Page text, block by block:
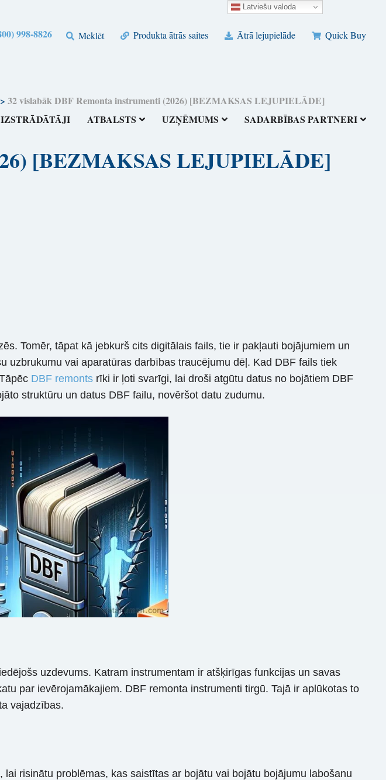
998-8826 Meklēt Produkta ātrās saites Ātrā lejupielāde Quick Buy
IZSTRĀDĀTĀJI ATBALSTS UZŅĒMUMS SADARBĪBAS PARTNERI
32 vislabāk DBF Remonta instrumenti (2026) [BEZMAKSAS LEJUPIELĀDE]
[BEZMAKSAS LEJUPIELĀDE]
Tomēr, tāpat kā jebkurš cits digitālais fails, tie ir pakļauti bojājumiem un
vai aparatūras darbības traucējumu dēļ. Kad DBF fails tiek
DBF remontsrīki ir ļoti svarīgi, lai droši atgūtu datus no bojātiem DBF
struktūru un datus DBF failu, novēršot datu zudumu.
uzdevums. Katram instrumentam ir atšķirīgas funkcijas un savas
par ievērojamākajiem. DBF remonta instrumenti tirgū. Tajā ir aplūkotas to
vajadzības.
risinātu problēmas, kas saistītas ar bojātu vai bojātu bojājumu labošanu
Latviešu valoda